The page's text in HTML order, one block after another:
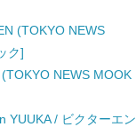
(TOKYO NEWS
ク]
NEWS MOOK
YUUKA / ビクターエン